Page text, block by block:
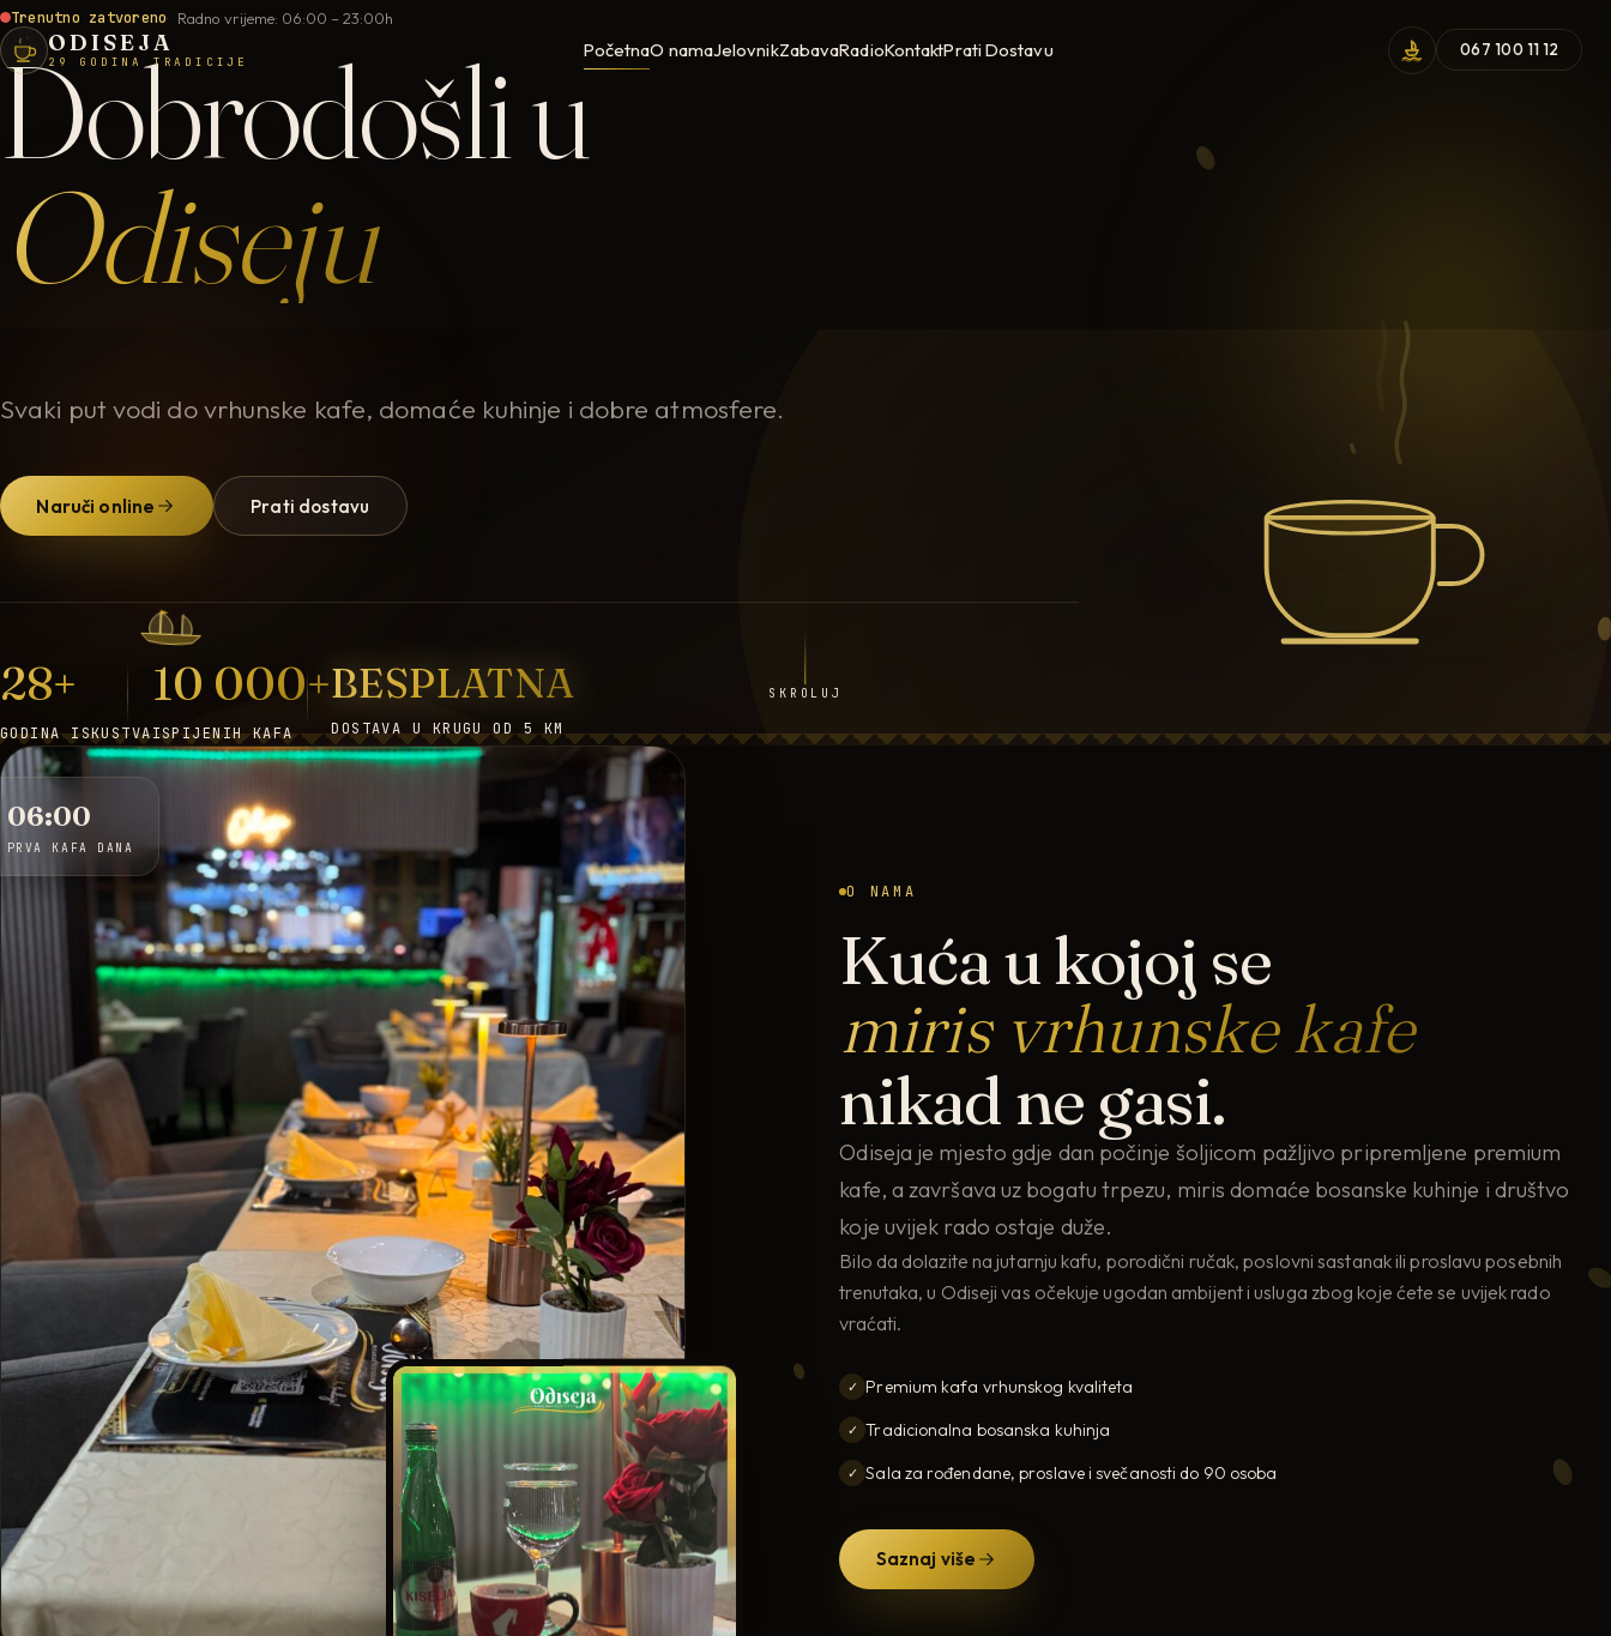
ODISEJA
29 GODINA TRADICIJE
PočetnaO namaJelovnikZabavaRadioKontaktPrati Dostavu 067 100 11 12
Trenutno zatvoreno Radno vrijeme: 06:00 – 23:00h
Dobrodošli u
Odiseju
Svaki put vodi do vrhunske kafe, domaće kuhinje i dobre atmosfere.
Naruči online Prati dostavu
28+
GODINA ISKUSTVA
10 000+
ISPIJENIH KAFA
BESPLATNA
DOSTAVA U KRUGU OD 5 KM
SKROLUJ
06:00
PRVA KAFA DANA
O NAMA
Kuća u kojoj se
miris vrhunske kafe
nikad ne gasi.
Odiseja je mjesto gdje dan počinje šoljicom pažljivo pripremljene premium
kafe, a završava uz bogatu trpezu, miris domaće bosanske kuhinje i društvo
koje uvijek rado ostaje duže.
Bilo da dolazite na jutarnju kafu, porodični ručak, poslovni sastanak ili proslavu posebnih
trenutaka, u Odiseji vas očekuje ugodan ambijent i usluga zbog koje ćete se uvijek rado
vraćati.
✓ Premium kafa vrhunskog kvaliteta
✓ Tradicionalna bosanska kuhinja
✓ Sala za rođendane, proslave i svečanosti do 90 osoba
Saznaj više